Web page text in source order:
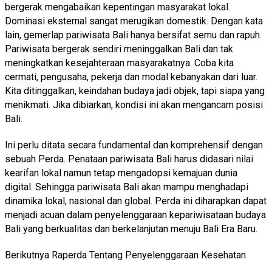
bergerak mengabaikan kepentingan masyarakat lokal.
Dominasi eksternal sangat merugikan domestik. Dengan kata
lain, gemerlap pariwisata Bali hanya bersifat semu dan rapuh.
Pariwisata bergerak sendiri meninggalkan Bali dan tak
meningkatkan kesejahteraan masyarakatnya. Coba kita
cermati, pengusaha, pekerja dan modal kebanyakan dari luar.
Kita ditinggalkan, keindahan budaya jadi objek, tapi siapa yang
menikmati. Jika dibiarkan, kondisi ini akan mengancam posisi
Bali.
Ini perlu ditata secara fundamental dan komprehensif dengan
sebuah Perda. Penataan pariwisata Bali harus didasari nilai
kearifan lokal namun tetap mengadopsi kemajuan dunia
digital. Sehingga pariwisata Bali akan mampu menghadapi
dinamika lokal, nasional dan global. Perda ini diharapkan dapat
menjadi acuan dalam penyelenggaraan kepariwisataan budaya
Bali yang berkualitas dan berkelanjutan menuju Bali Era Baru.
Berikutnya Raperda Tentang Penyelenggaraan Kesehatan.